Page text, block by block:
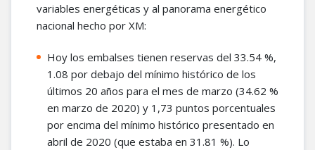
variables energéticas y al panorama energético
nacional hecho por XM:
Hoy los embalses tienen reservas del 33.54 %,
1.08 por debajo del mínimo histórico de los
últimos 20 años para el mes de marzo (34.62 %
en marzo de 2020) y 1,73 puntos porcentuales
por encima del mínimo histórico presentado en
abril de 2020 (que estaba en 31.81 %). Lo